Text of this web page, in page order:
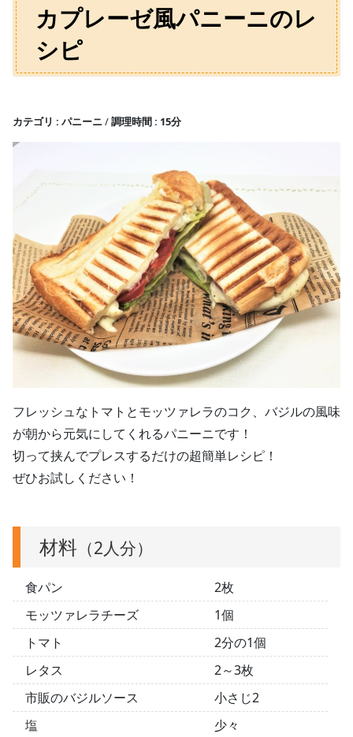
カプレーゼ風パニーニのレ
シピ
カテゴリ パニーニ 調理時間 15分
フレッシュなトマトとモッツァレラのコク、バジルの風味
が朝から元気にしてくれるパニーニです！
切って挟んでプレスするだけの超簡単レシピ！
ぜひお試しください！
材料 （2人分）
食パン
2枚
モッツァレラチーズ
1個
トマト
2分の1個
レタス
2～3枚
市販のバジルソース
小さじ2
塩
少々